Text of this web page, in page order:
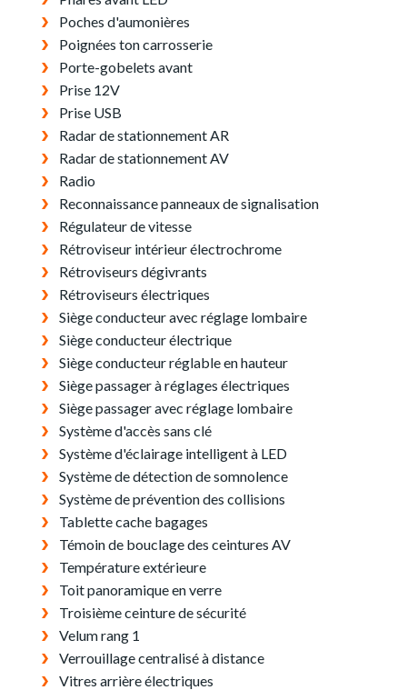
Poches d'aumonières
Poignées ton carrosserie
Porte-gobelets avant
Prise 12V
Prise USB
Radar de stationnement AR
Radar de stationnement AV
Radio
Reconnaissance panneaux de signalisation
Régulateur de vitesse
Rétroviseur intérieur électrochrome
Rétroviseurs dégivrants
Rétroviseurs électriques
Siège conducteur avec réglage lombaire
Siège conducteur électrique
Siège conducteur réglable en hauteur
Siège passager à réglages électriques
Siège passager avec réglage lombaire
Système d'accès sans clé
Système d'éclairage intelligent à LED
Système de détection de somnolence
Système de prévention des collisions
Tablette cache bagages
Témoin de bouclage des ceintures AV
Température extérieure
Toit panoramique en verre
Troisième ceinture de sécurité
Velum rang 1
Verrouillage centralisé à distance
Vitres arrière électriques